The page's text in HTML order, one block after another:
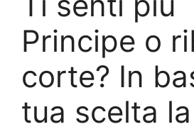
Principe o
corte? In
tua scelta